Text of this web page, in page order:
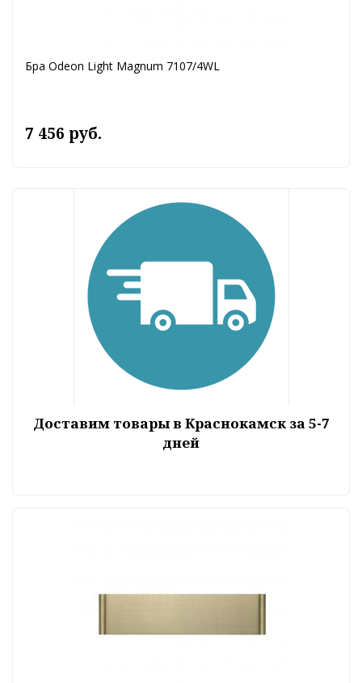
Бра Odeon Light Magnum 7107/4WL
7 456 руб.
Доставим товары в Краснокамск за 5-7
дней